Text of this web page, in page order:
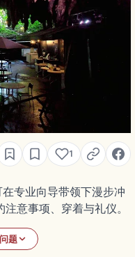
1
专业向导带领下漫步冲
意事项、穿着与礼仪。
题